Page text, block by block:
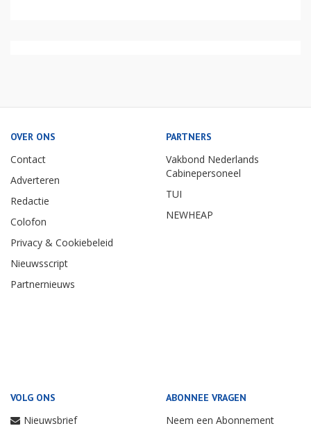
OVER ONS
Contact
Adverteren
Redactie
Colofon
Privacy & Cookiebeleid
Nieuwsscript
Partnernieuws
PARTNERS
Vakbond Nederlands
Cabinepersoneel
TUI
NEWHEAP
VOLG ONS
Nieuwsbrief
ABONNEE VRAGEN
Neem een Abonnement